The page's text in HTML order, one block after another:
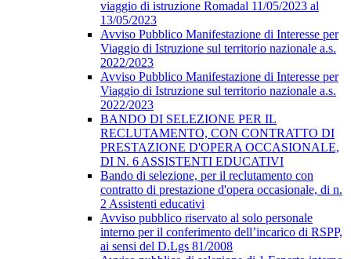
viaggio di istruzione Romadal 11/05/2023 al
13/05/2023
Avviso Pubblico Manifestazione di Interesse per
Viaggio di Istruzione sul territorio nazionale a.s.
2022/2023
Avviso Pubblico Manifestazione di Interesse per
Viaggio di Istruzione sul territorio nazionale a.s.
2022/2023
BANDO DI SELEZIONE PER IL
RECLUTAMENTO, CON CONTRATTO DI
PRESTAZIONE D'OPERA OCCASIONALE,
DI N. 6 ASSISTENTI EDUCATIVI
Bando di selezione, per il reclutamento con
contratto di prestazione d'opera occasionale, di n.
2 Assistenti educativi
Avviso pubblico riservato al solo personale
interno per il conferimento dell’incarico di RSPP,
ai sensi del D.Lgs 81/2008